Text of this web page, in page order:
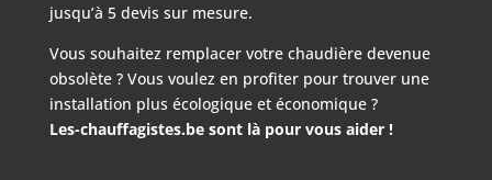
jusqu’à 5 devis sur mesure.
Vous souhaitez remplacer votre chaudière devenue
obsolète ? Vous voulez en profiter pour trouver une
installation plus écologique et économique ?
Les-chauffagistes.be sont là pour vous aider !